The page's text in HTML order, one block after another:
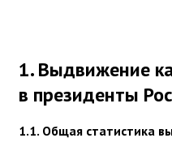
1. Выдвижение
в президенты
1.1. Общая статистика